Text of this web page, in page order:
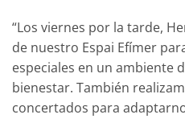
“Los viernes por la tarde,
de nuestro Espai Efímer
especiales en un ambiente
bienestar. También
concertados para